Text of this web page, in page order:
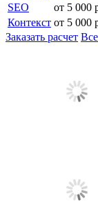
SEO
от 5 000
Контекст от 5 000
Заказать расчет